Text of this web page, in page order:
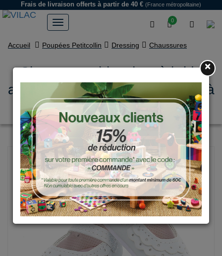
0
Frais de livraison offerts à partir de 40 € (France métropolitaine)
Accueil Poupées Petitcollin Dressing Chaussures
Chaussures blanches à bride
avec dentelle pour poupée T39 à
48cm
×